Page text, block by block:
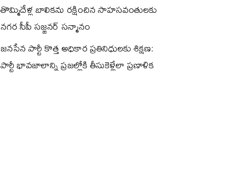
తొమ్మిదేళ్ల బాలికను రక్షించిన సాహసవంతులకు
నగర సీపీ సజ్జనర్ సన్మానం
జనసేన పార్టీ కొత్త అధికార ప్రతినిధులకు శిక్షణ:
పార్టీ భావజాలాన్ని ప్రజల్లోకి తీసుకెళ్లేలా ప్రణాళిక